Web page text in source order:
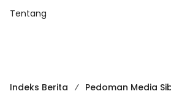
Tentang
Indeks Berita Pedoman Media